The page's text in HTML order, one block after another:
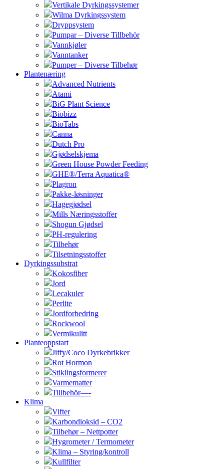
Vertikale Dyrkingssystemer
Wilma Dyrkingssystem
Dryppsystem
Pumpar – Diverse Tillbehör
Vannkjøler
Vanntanker
Pumper – Diverse Tilbehør
Plantenæring
Advanced Nutrients
Atami
BiG Plant Science
Biobizz
BioTabs
Canna
Dutch Pro
Gjødselskjema
Green House Powder Feeding
GHE®/Terra Aquatica®
Plagron
Pakke-løsninger
Hagegjødsel
Mills Næringsstoffer
Shogun Gjødsel
PH-regulering
Tilbehør
Tilsetningsstoffer
Dyrkingssubstrat
Kokosfiber
Jord
Lecakuler
Perlite
Jordforbedring
Rockwool
Vermikulitt
Planteoppstart
Jiffy/Coco Dyrkebrikker
Rot Hormon
Stiklingsformerer
Varmematter
Tillbehör—-
Klima
Vifter
Karbondioksid – CO2
Tilbehør – Nettpotter
Hygrometer / Termometer
Klima – Styring/kontroll
Kullfilter